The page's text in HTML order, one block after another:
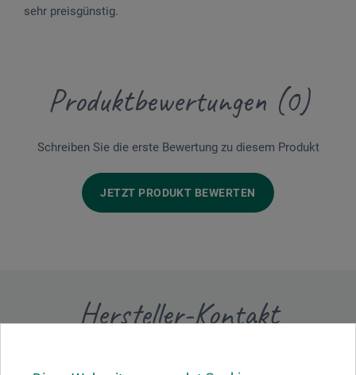
sehr preis­günstig.
Produktbewertungen (0)
Schreiben Sie die erste Bewertung zu diesem Produkt
JETZT PRODUKT BEWERTEN
Hersteller-Kontakt
diesem Produkt.